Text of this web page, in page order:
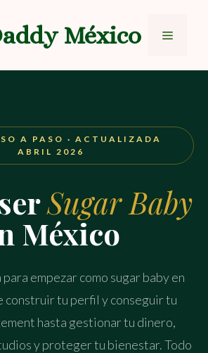
México Menú
A PASO · ACTUALIZADA
ABRIL 2026
Sugar Baby
México
empezar como sugar baby en
construir tu perfil y conseguir tu
hasta gestionar tu dinero,
y proteger tu bienestar. Todo